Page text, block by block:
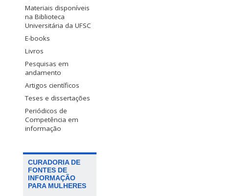
Materiais disponíveis
na Biblioteca
Universitária da UFSC
E-books
Livros
Pesquisas em
andamento
Artigos científicos
Teses e dissertações
Periódicos de
Competência em
informação
CURADORIA DE
FONTES DE
INFORMAÇÃO
PARA MULHERES